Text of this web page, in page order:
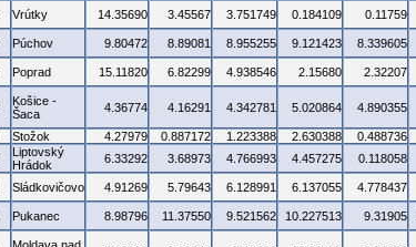
Vrútky 14.35690 3.45567 3.751749 0.184109 0.11759
Púchov 9.80472 8.89081 8.955255 9.121423 8.339605
Poprad 15.11820 6.82299 4.938546 2.15680 2.32207
Košice -
Šaca
4.36774 4.16291 4.342781 5.020864 4.890355
Stožok 4.27979 0.887172 1.223388 2.630388 0.488736
Liptovský
Hrádok
6.33292 3.68973 4.766993 4.457275 0.118058
Sládkovičovo 4.91269 5.79643 6.128991 6.137055 4.778437
Pukanec 8.98796 11.37550 9.521562 10.227513 9.31905